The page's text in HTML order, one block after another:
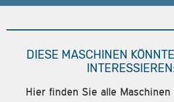
DIESE MASCHINEN
Hier finden Sie alle